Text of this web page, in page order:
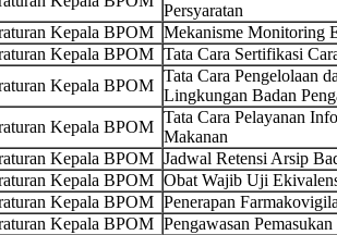
Persyaratan
Kepala BPOM Mekanisme Monitoring
Kepala BPOM Tata Cara Sertifikasi
Kepala BPOM
Tata Cara Pengelolaan
Lingkungan Badan
Kepala BPOM
Tata Cara Pelayanan
Makanan
Kepala BPOM Jadwal Retensi Arsip
Kepala BPOM Obat Wajib Uji
Kepala BPOM Penerapan
Kepala BPOM Pengawasan